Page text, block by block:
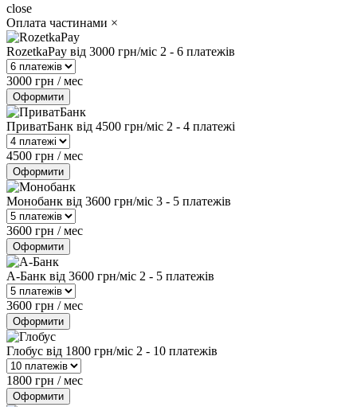
close
Оплата частинами ×
RozetkaPay від 3000 грн/міс 2 - 6 платежів
3000 грн / мес
Оформити
ПриватБанк від 4500 грн/міс 2 - 4 платежі
4500 грн / мес
Оформити
Монобанк від 3600 грн/міс 3 - 5 платежів
3600 грн / мес
Оформити
А-Банк від 3600 грн/міс 2 - 5 платежів
3600 грн / мес
Оформити
Глобус від 1800 грн/міс 2 - 10 платежів
1800 грн / мес
Оформити